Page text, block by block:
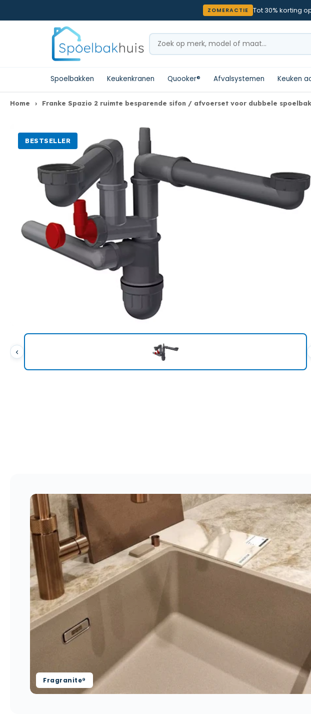
ZOMERACTIE Tot 30% korting
Zoeken
Spoelbakken Keukenkranen Quooker® Afvalsystemen Keuken
Home › Franke Spazio 2 ruimte besparende sifon / afvoerset voor dubbele
BESTSELLER
Fragranite®